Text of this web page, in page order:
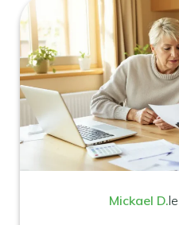
Mickael D.le